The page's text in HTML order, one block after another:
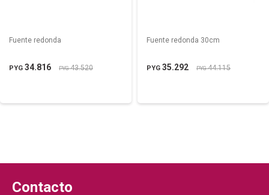
Fuente redonda
PYG 34.816 PYG43.520
Fuente redonda 30cm
PYG 35.292 PYG44.115
Contacto